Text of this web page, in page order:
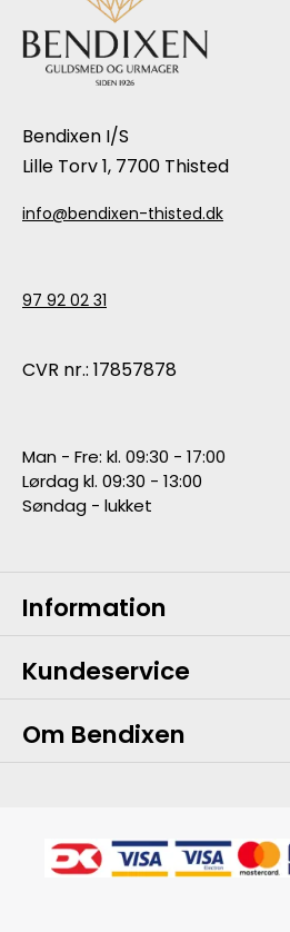
Bendixen I/S
Lille Torv 1, 7700 Thisted
info@bendixen-thisted.dk
97 92 02 31
CVR nr.: 17857878
Man - Fre: kl. 09:30 - 17:00
Lørdag kl. 09:30 - 13:00
Søndag - lukket
Information
Kundeservice
Om Bendixen